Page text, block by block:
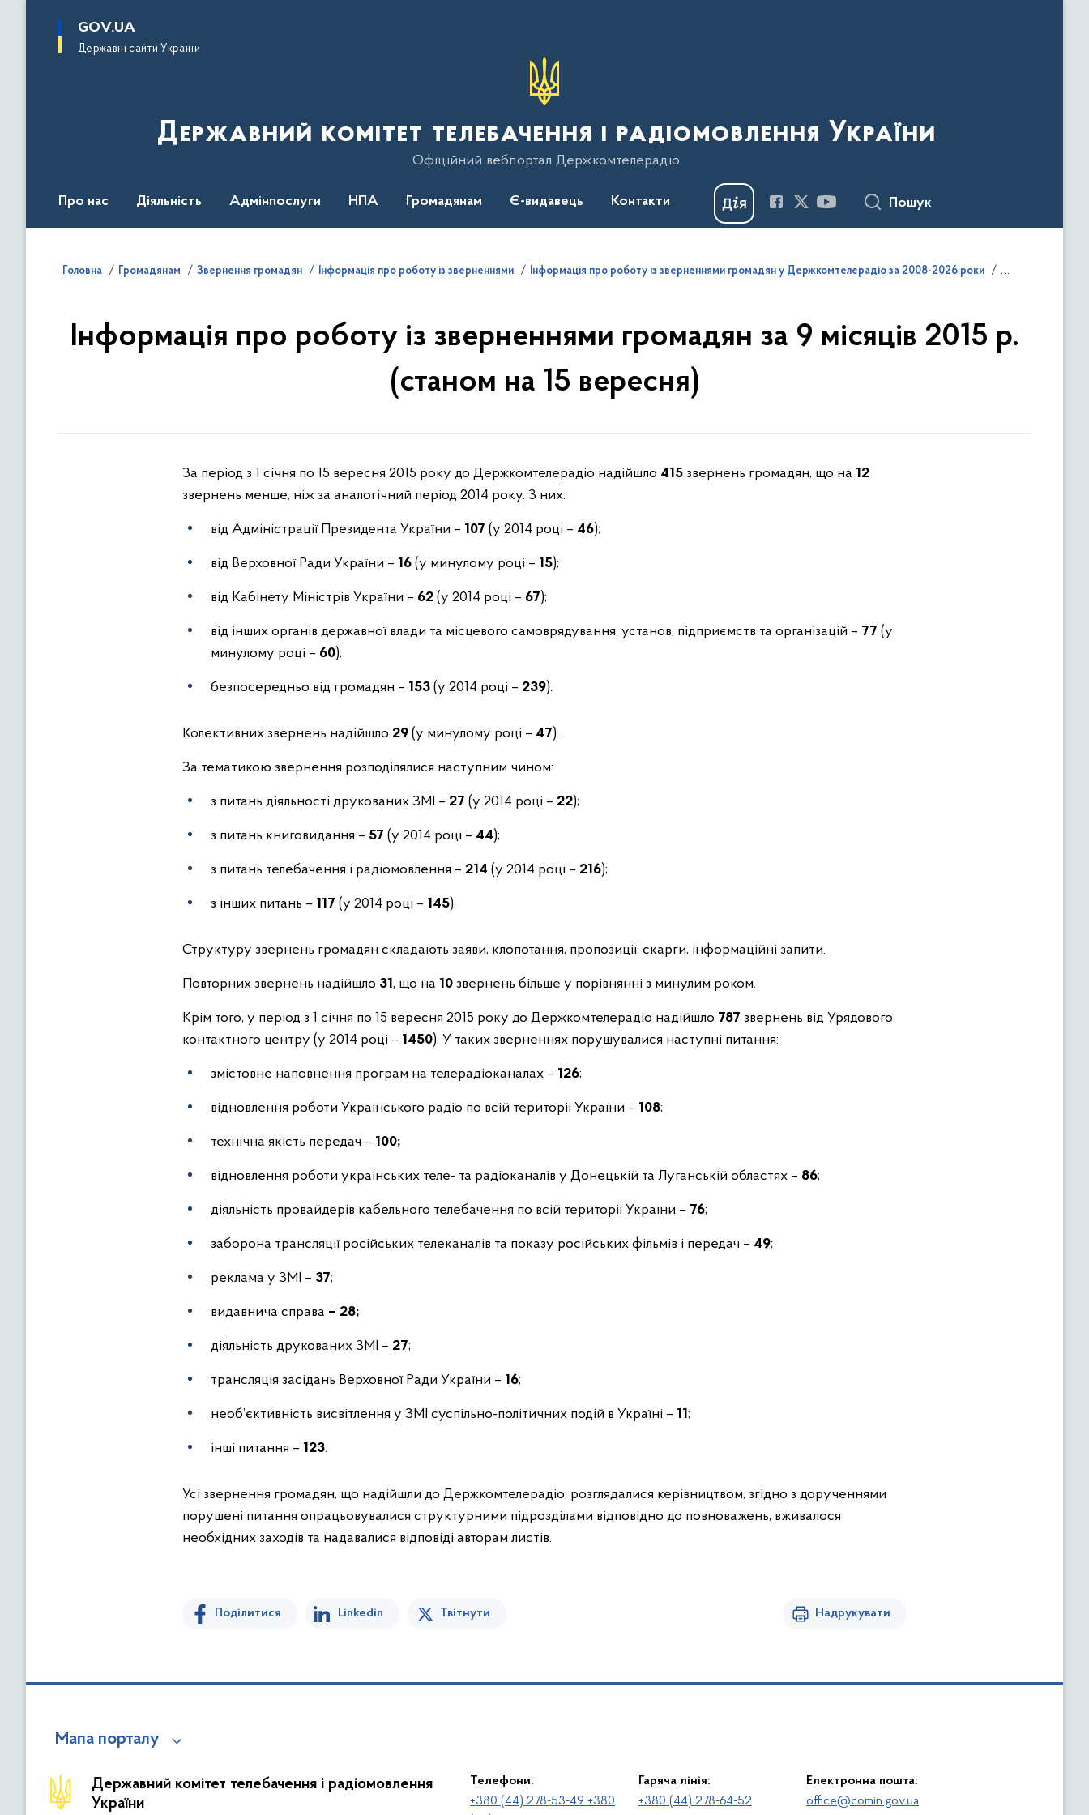
основного
GOV.UA
Державні сайти України
Державний комітет телебачення і радіомовлення України
Офіційний вебпортал Держкомтелерадіо
Про нас Діяльність Адмінпослуги НПА Громадянам Є-видавець Контакти Пошук
Головна Громадянам Звернення громадян Інформація про роботу із зверненнями Інформація про роботу із зверненнями громадян у Держкомтелерадіо за 2008-2026 роки
Інформація про роботу із зверненнями громадян за 9 місяців 2015 р.
(станом на 15 вересня)
За період з 1 січня по 15 вересня 2015 року до Держкомтелерадіо надійшло 415 звернень громадян, що на 12
звернень менше, ніж за аналогічний період 2014 року. З них:
від Адміністрації Президента України – 107 (у 2014 році – 46);
від Верховної Ради України – 16 (у минулому році – 15);
від Кабінету Міністрів України – 62 (у 2014 році – 67);
від інших органів державної влади та місцевого самоврядування, установ, підприємств та організацій – 77 (у
минулому році – 60);
безпосередньо від громадян – 153 (у 2014 році – 239).
Колективних звернень надійшло 29 (у минулому році – 47).
За тематикою звернення розподілялися наступним чином:
з питань діяльності друкованих ЗМІ – 27 (у 2014 році – 22);
з питань книговидання – 57 (у 2014 році – 44);
з питань телебачення і радіомовлення – 214 (у 2014 році – 216);
з інших питань – 117 (у 2014 році – 145).
Структуру звернень громадян складають заяви, клопотання, пропозиції, скарги, інформаційні запити.
Повторних звернень надійшло 31, що на 10 звернень більше у порівнянні з минулим роком.
Крім того, у період з 1 січня по 15 вересня 2015 року до Держкомтелерадіо надійшло 787 звернень від Урядового
контактного центру (у 2014 році – 1450). У таких зверненнях порушувалися наступні питання:
змістовне наповнення програм на телерадіоканалах – 126;
відновлення роботи Українського радіо по всій території України – 108;
технічна якість передач – 100;
відновлення роботи українських теле- та радіоканалів у Донецькій та Луганській областях – 86;
діяльність провайдерів кабельного телебачення по всій території України – 76;
заборона трансляції російських телеканалів та показу російських фільмів і передач – 49;
реклама у ЗМІ – 37;
видавнича справа – 28;
діяльність друкованих ЗМІ – 27;
трансляція засідань Верховної Ради України – 16;
необ’єктивність висвітлення у ЗМІ суспільно-політичних подій в Україні – 11;
інші питання – 123.
Усі звернення громадян, що надійшли до Держкомтелерадіо, розглядалися керівництвом, згідно з дорученнями
порушені питання опрацьовувалися структурними підрозділами відповідно до повноважень, вживалося
необхідних заходів та надавалися відповіді авторам листів.
Поділитися Linkedin Твітнути Надрукувати
Мапа порталу
Державний комітет телебачення і радіомовлення
України
Телефони:
+380 (44) 278-53-49 +380
Гаряча лінія:
+380 (44) 278-64-52
Електронна пошта:
office@comin.gov.ua